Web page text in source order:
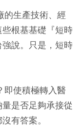
的生產技術、經
根基基礎『短時
說。只是，短時
即使積極轉入醫
是否足夠承接從
有答案。